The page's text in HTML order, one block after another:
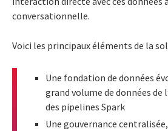
conversationnelle.
Voici les principaux éléments de la
Une fondation de données
grand volume de données de
des pipelines Spark
Une gouvernance